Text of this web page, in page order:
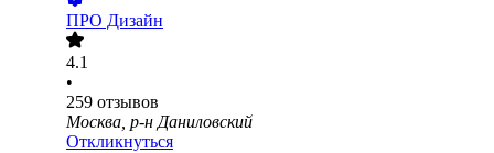
ПРО Дизайн
4.1
•
259 отзывов
Москва, р-н Даниловский
Откликнуться